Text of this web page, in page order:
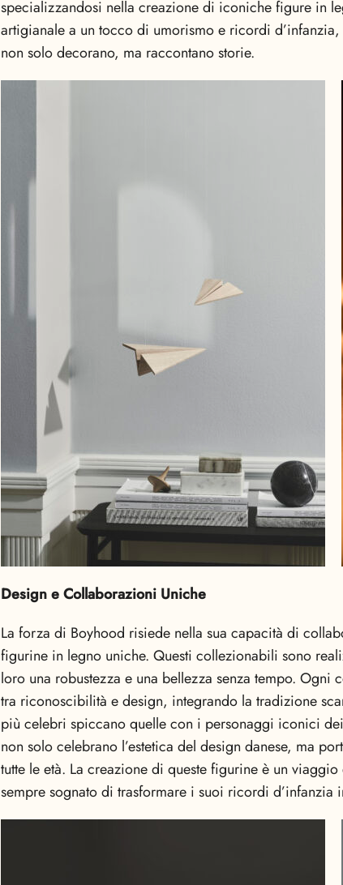
specializzandosi nella creazione di iconiche figure in
artigianale a un tocco di umorismo e ricordi
non solo decorano, ma raccontano storie.
Design e Collaborazioni Uniche
La forza di Boyhood risiede nella sua capacità di
figurine in legno uniche. Questi collezionabili sono
loro una robustezza e una bellezza senza tempo. Ogni
tra riconoscibilità e design, integrando la tradizione
più celebri spiccano quelle con i personaggi iconici
non solo celebrano l’estetica del design danese, ma
tutte le età. La creazione di queste figurine è un
sempre sognato di trasformare i suoi ricordi d’infanzia